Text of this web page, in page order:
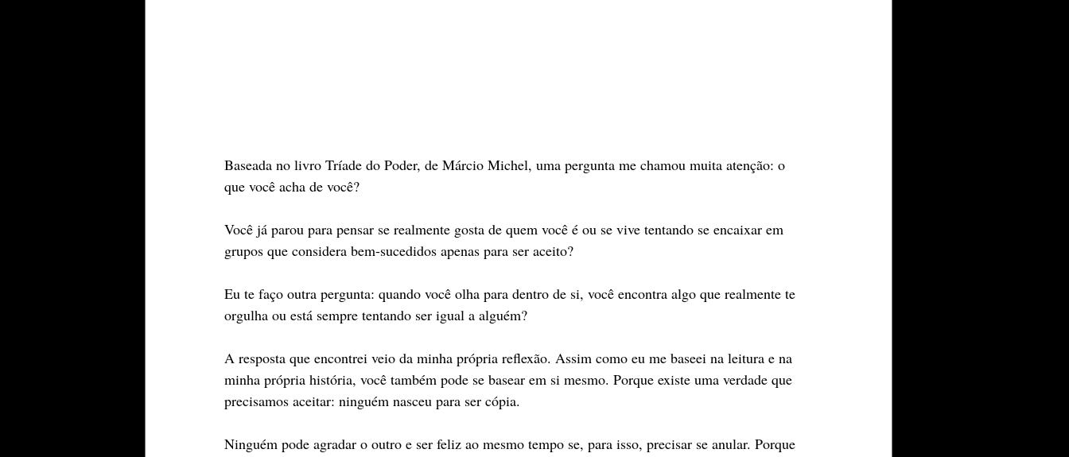
Baseada no livro Tríade do Poder, de Márcio Michel, uma pergunta me chamou muita atenção: o
que você acha de você?
Você já parou para pensar se realmente gosta de quem você é ou se vive tentando se encaixar em
grupos que considera bem-sucedidos apenas para ser aceito?
Eu te faço outra pergunta: quando você olha para dentro de si, você encontra algo que realmente te
orgulha ou está sempre tentando ser igual a alguém?
A resposta que encontrei veio da minha própria reflexão. Assim como eu me baseei na leitura e na
minha própria história, você também pode se basear em si mesmo. Porque existe uma verdade que
precisamos aceitar: ninguém nasceu para ser cópia.
Ninguém pode agradar o outro e ser feliz ao mesmo tempo se, para isso, precisar se anular. Porque